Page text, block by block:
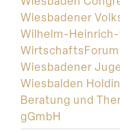
Wiesbadener
Wilhelm-
WirtschaftsForum
Wiesbadener
Wiesbalden
Beratung und
gGmbH